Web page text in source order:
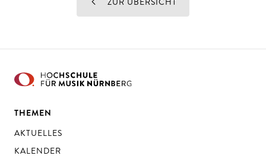
THEMEN
AKTUELLES
KALENDER